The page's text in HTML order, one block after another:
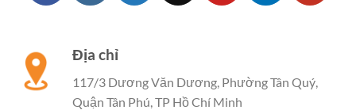
Địa chỉ
117/3 Dương Văn Dương, Phường Tân Quý,
Quận Tân Phú, TP Hồ Chí Minh